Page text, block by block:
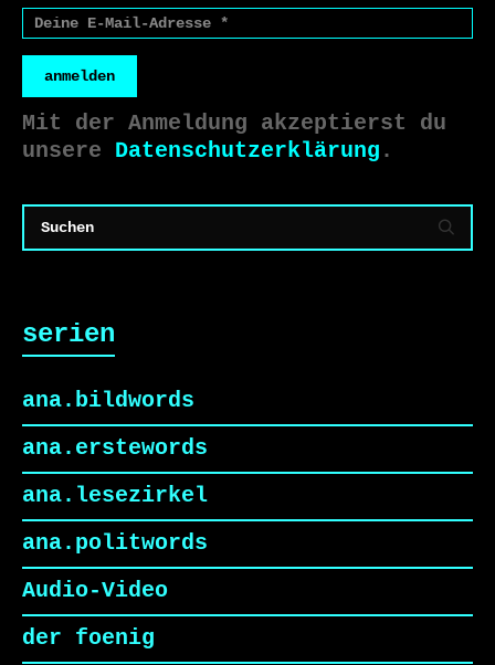
anmelden
Mit der Anmeldung akzeptierst du
unsere Datenschutzerklärung .
serien
ana.bildwords
ana.erstewords
ana.lesezirkel
ana.politwords
Audio-Video
der foenig